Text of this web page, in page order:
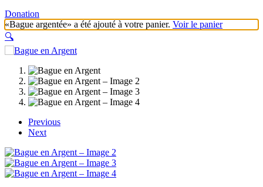
Donation
«Bague argentée» a été ajouté à votre panier. Voir le panier
🔍
Previous
Next